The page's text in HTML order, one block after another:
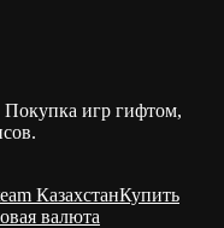
игр гифтом,
КазахстанКупить
валюта